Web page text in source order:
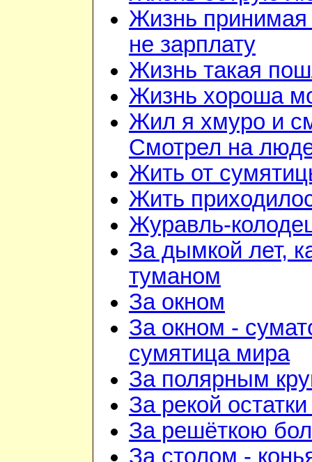
Жизнь
не зарплату
Жизнь такая
Жизнь хороша
Жил я хмуро и
Смотрел на
Жить от
Жить
Журавль-
За дымкой лет,
туманом
За окном
За окном -
сумятица мира
За полярным
За рекой
За решёткою
За столом -